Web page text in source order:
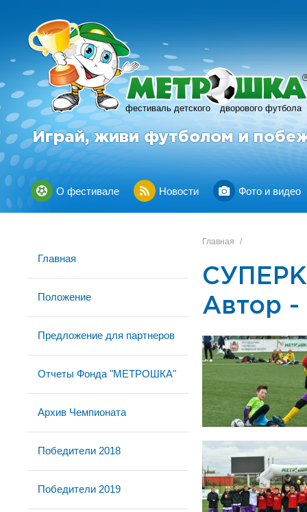
фестиваль детского дворового футбола
R
Играй, живи футболом и
О фестивале Новости Фото и видео
Главная
Положение
Предложение для партнеров
Отчеты Фонда "МЕТРОШКА"
Архив Чемпионата
Победители 2018
Победители 2019
Главная /
Автор -